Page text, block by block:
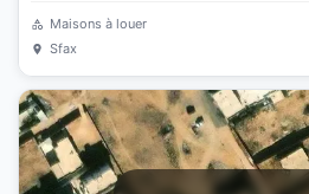
Maisons à louer
Sfax